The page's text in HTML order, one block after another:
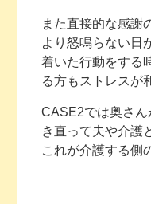
また直接的な感謝
より怒鳴らない日
着いた行動をする
る方もストレスが
CASE2では奥さ
き直って夫や介護
これが介護する側